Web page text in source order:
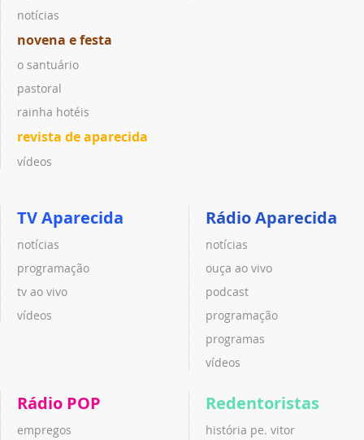
notícias
novena e festa
o santuário
pastoral
rainha hotéis
revista de aparecida
vídeos
TV Aparecida
notícias
programação
tv ao vivo
vídeos
Rádio Aparecida
notícias
ouça ao vivo
podcast
programação
programas
vídeos
Rádio POP
empregos
Redentoristas
história pe. vitor